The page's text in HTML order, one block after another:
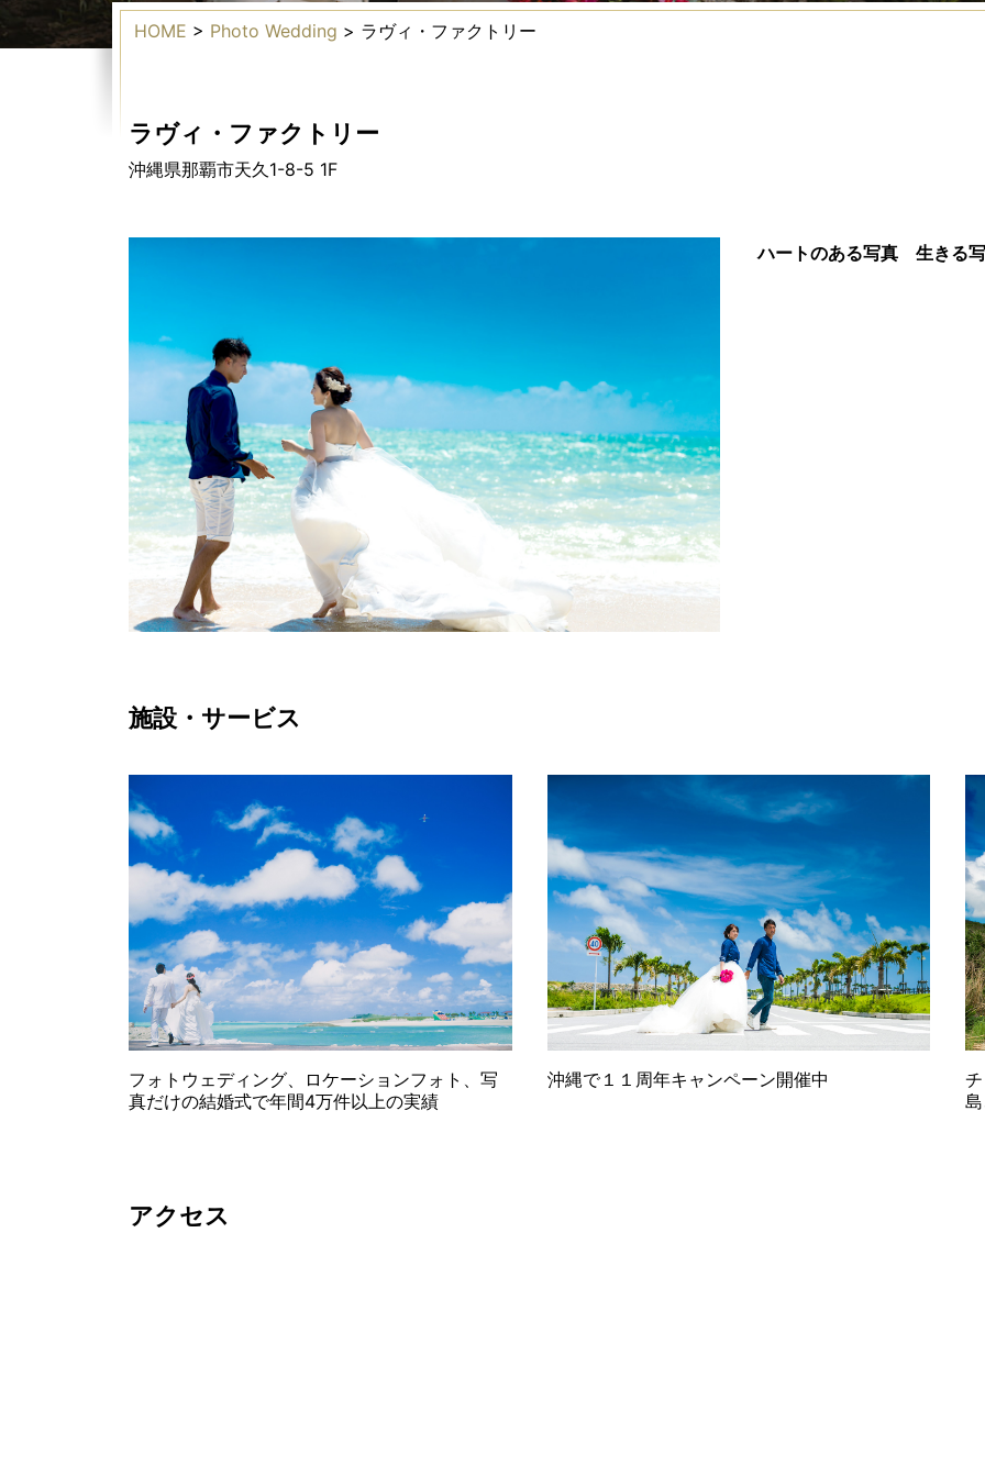
HOME > Photo Wedding > ラヴィ・ファクトリー
ラヴィ・ファクトリー
沖縄県那覇市天久1-8-5 1F
ハートのある写真 生きる
施設・サービス
フォトウェディング、ロケーションフォト、写
真だけの結婚式で年間4万件以上の実績
沖縄で１１周年キャンペーン開催中
アクセス